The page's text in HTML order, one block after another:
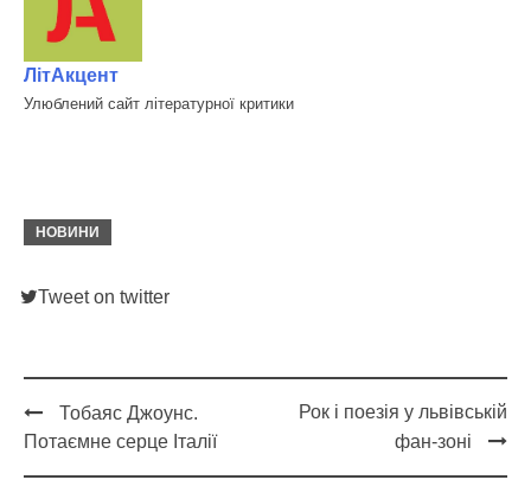
ЛітАкцент
Улюблений сайт літературної критики
НОВИНИ
Tweet on twitter
Post
navigation
Тобаяс Джоунс.
Потаємне серце Італії
Рок і поезія у львівській
фан-зоні